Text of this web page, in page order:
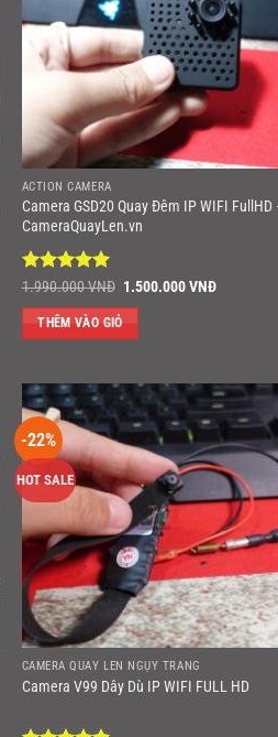
ACTION CAMERA
Camera GSD20 Quay Đêm IP WIFI FullHD
CameraQuayLen.vn
Được xếp
sao
1.990.000VNĐ Giá
là:
1.990.000 VNĐ.
1.500.000VNĐGiá
THÊM VÀO GIỎ
-22%
HOT SALE
CAMERA QUAY LÉN NGỤY TRANG
Camera V99 Dây Dù IP WIFI FULL HD